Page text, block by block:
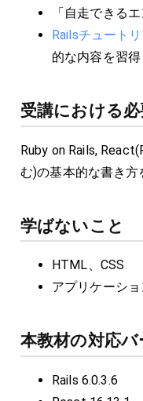
「自走できる
Railsチュート
的な内容を習
受講における
Ruby on Rails,
む)の基本的な書き方
学ばないこと
HTML、CSS
アプリケーシ
本教材の対応バ
Rails 6.0.3.6